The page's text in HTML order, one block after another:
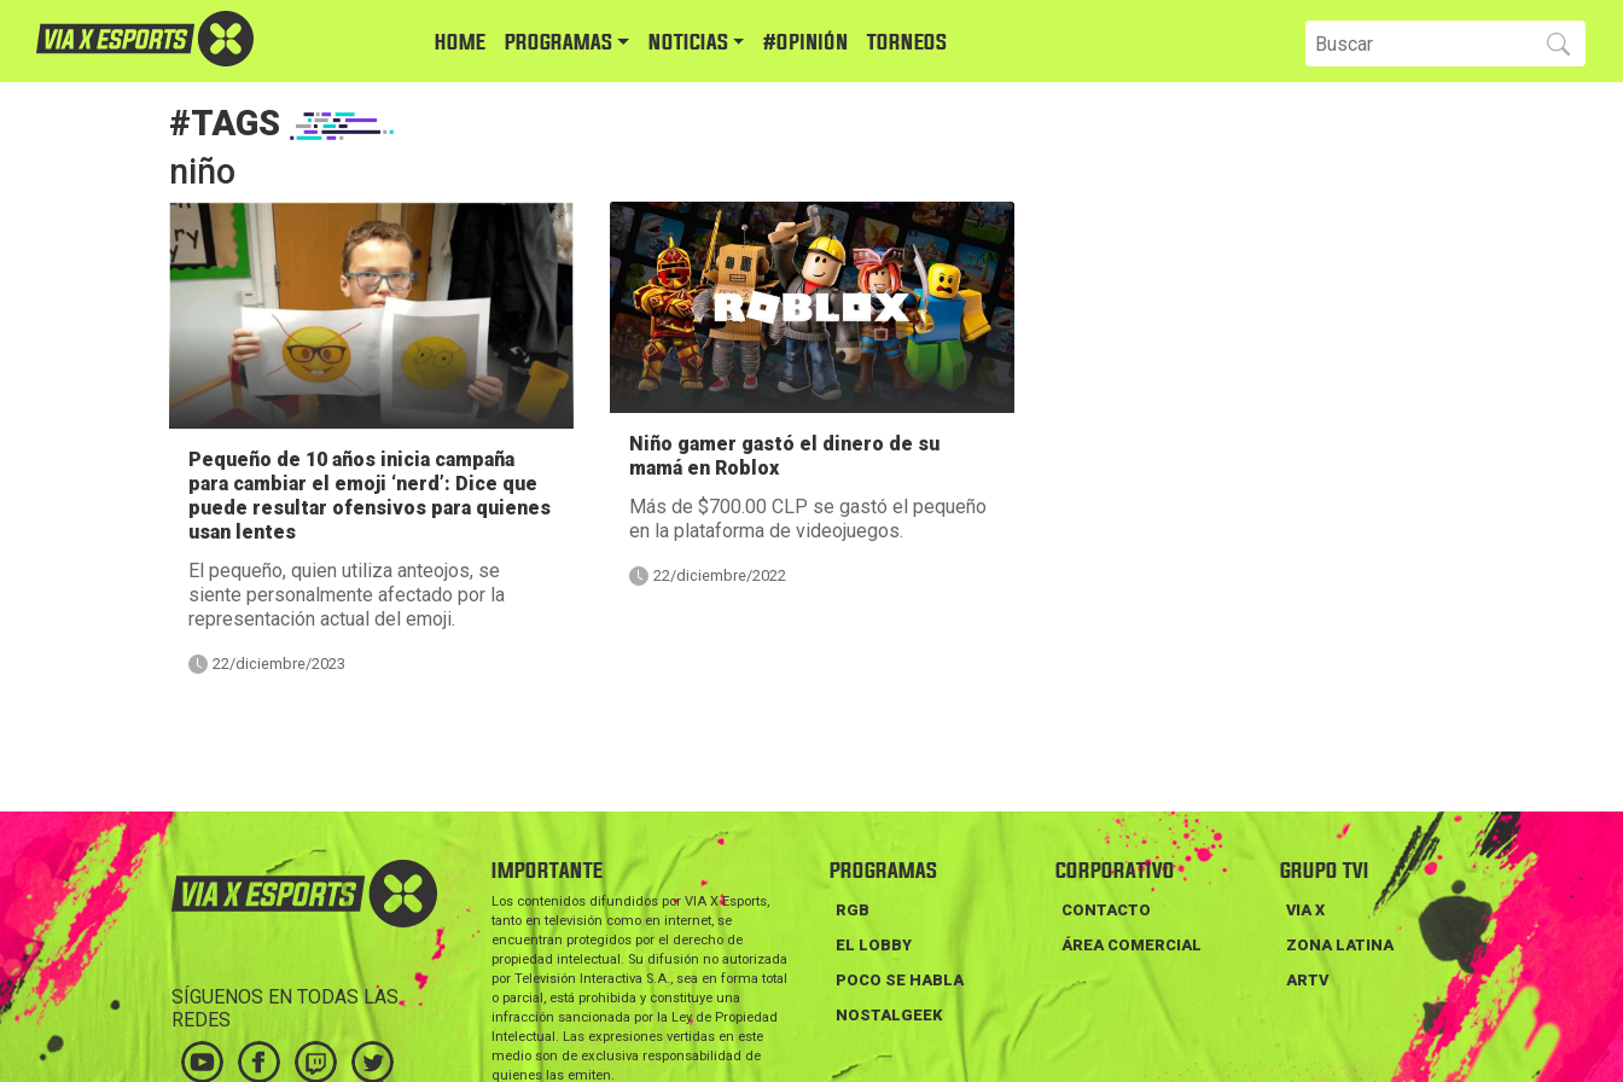
HOME PROGRAMAS NOTICIAS #Opinión TORNEOS
#TAGS
niño
Pequeño de 10 años inicia campaña
para cambiar el emoji ‘nerd’: Dice que
puede resultar ofensivos para quienes
usan lentes
El pequeño, quien utiliza anteojos, se
siente personalmente afectado por la
representación actual del emoji.
22/diciembre/2023
Niño gamer gastó el dinero de su
mamá en Roblox
Más de $700.00 CLP se gastó el pequeño
en la plataforma de videojuegos.
22/diciembre/2022
SÍGUENOS EN TODAS LAS
REDES
IMPORTANTE
Los contenidos difundidos por VIA X Esports,
tanto en televisión como en internet, se
encuentran protegidos por el derecho de
propiedad intelectual. Su difusión no autorizada
por Televisión Interactiva S.A., sea en forma total
o parcial, está prohibida y constituye una
infracción sancionada por la Ley de Propiedad
Intelectual. Las expresiones vertidas en este
medio son de exclusiva responsabilidad de
quienes las emiten.
PROGRAMAS
RGB
EL LOBBY
POCO SE HABLA
NOSTALGEEK
CORPORATIVO
CONTACTO
ÁREA COMERCIAL
GRUPO TVI
VIA X
ZONA LATINA
ARTV